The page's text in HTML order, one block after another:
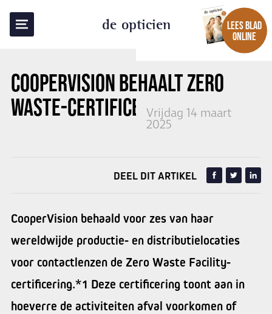
de opticien
LEES BLAD
ONLINE
COOPERVISION BEHAALT ZERO
WASTE-CERTIFICERINGVrijdag 14 maart
2025
TERUG NAAR OVERZICHT
DEEL DIT ARTIKEL
CooperVision behaald voor zes van haar
wereldwijde productie- en distributielocaties
voor contactlenzen de Zero Waste Facility-
certificering.*1 Deze certificering toont aan in
hoeverre de activiteiten afval voorkomen of